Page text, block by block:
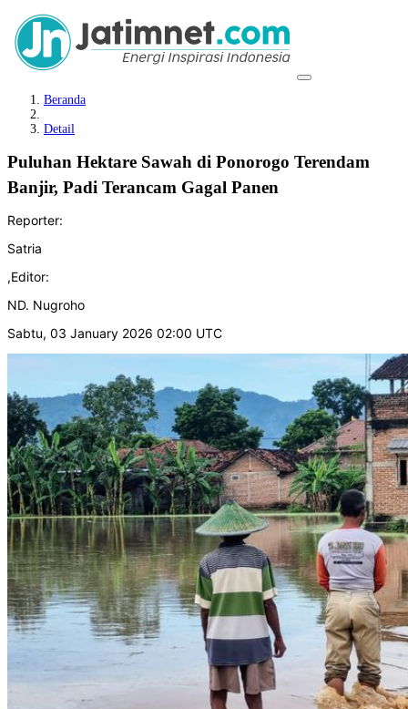
Beranda
Detail
Puluhan Hektare Sawah di Ponorogo Terendam
Banjir, Padi Terancam Gagal Panen
Reporter:
Satria
,Editor:
ND. Nugroho
Sabtu, 03 January 2026 02:00 UTC